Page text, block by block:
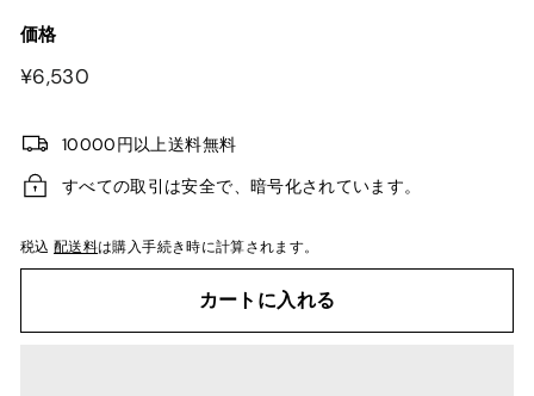
価格
¥6,530
10000円以上送料無料
すべての取引は安全で、暗号化されています。
税込配送料は購入手続き時に計算されます。
カートに入れる